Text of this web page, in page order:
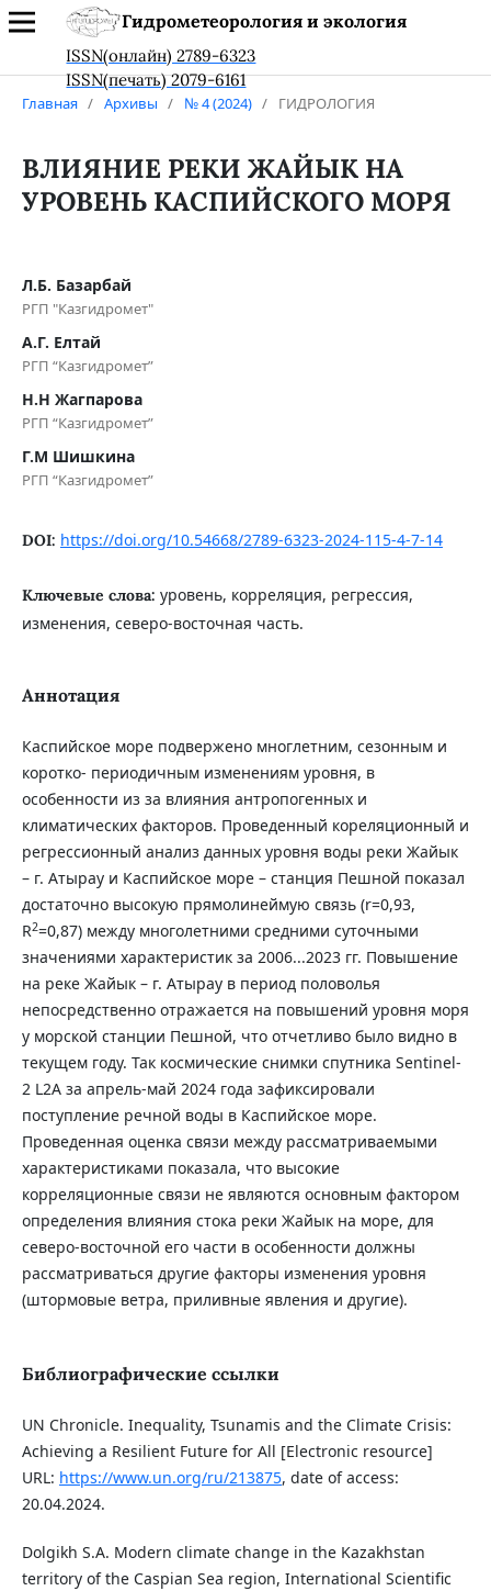
Гидрометеорология и экология
ISSN(онлайн) 2789-6323
ISSN(печать) 2079-6161
Главная / Архивы / № 4 (2024) / ГИДРОЛОГИЯ
ВЛИЯНИЕ РЕКИ ЖАЙЫК НА
УРОВЕНЬ КАСПИЙСКОГО МОРЯ
Л.Б. Базарбай
РГП "Казгидромет"
А.Г. Елтай
РГП “Казгидромет”
Н.Н Жагпарова
РГП “Казгидромет”
Г.М Шишкина
РГП “Казгидромет”
DOI: https://doi.org/10.54668/2789-6323-2024-115-4-7-14
Ключевые слова: уровень, корреляция, регрессия,
изменения, северо-восточная часть.
Аннотация
Каспийское море подвержено многлетним, сезонным и
коротко- периодичным изменениям уровня, в
особенности из за влияния антропогенных и
климатических факторов. Проведенный кореляционный и
регрессионный анализ данных уровня воды реки Жайык
– г. Атырау и Каспийское море – станция Пешной показал
достаточно высокую прямолинеймую связь (r=0,93,
R2=0,87) между многолетними средними суточными
значениями характеристик за 2006...2023 гг. Повышение
на реке Жайык – г. Атырау в период половолья
непосредственно отражается на повышений уровня моря
у морской станции Пешной, что отчетливо было видно в
текущем году. Так космические снимки спутника Sentinel-
2 L2A за апрель-май 2024 года зафиксировали
поступление речной воды в Каспийское море.
Проведенная оценка связи между рассматриваемыми
характеристиками показала, что высокие
корреляционные связи не являются основным фактором
определения влияния стока реки Жайык на море, для
северо-восточной его части в особенности должны
рассматриваться другие факторы изменения уровня
(штормовые ветра, приливные явления и другие).
Библиографические ссылки
UN Chronicle. Inequality, Tsunamis and the Climate Crisis:
Achieving a Resilient Future for All [Electronic resource]
URL: https://www.un.org/ru/213875, date of access:
20.04.2024.
Dolgikh S.A. Modern climate change in the Kazakhstan
territory of the Caspian Sea region, International Scientific